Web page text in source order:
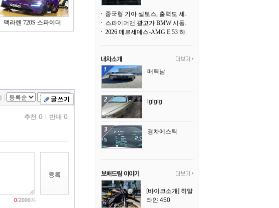
맥라렌 720S 스파이더
추천 0 반대 0
0/2000자
중국형 기아 셀토스, 출력도 세지고 27인치 초대형 디스플레이까지
스파이더맨 광고가 BMW 시동화면을 점령하다, 오너들은 불만
2026 메르세데스-AMG E 53 하이브리드 왜건 시승기
매력남
lglglg
경차에스틱
[바이크소개] 히말
라얀 450